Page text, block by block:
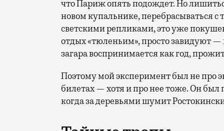
что Париж опять подождет. Но
новом купальнике, перебрасываться
светскими репликами, это уже
отдых «тюленьим», просто завидуют —
загара воспринимается как год,
Поэтому мой эксперимент был не про
билетах — хотя и про нее тоже. Он был
когда за деревьями шумит